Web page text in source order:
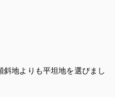
地よりも平坦地を選びまし